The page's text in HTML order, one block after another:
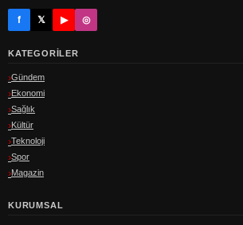
f 𝕏 ▶ ◎
KATEGORILER
Gündem
Ekonomi
Sağlık
Kültür
Teknoloji
Spor
Magazin
KURUMSAL